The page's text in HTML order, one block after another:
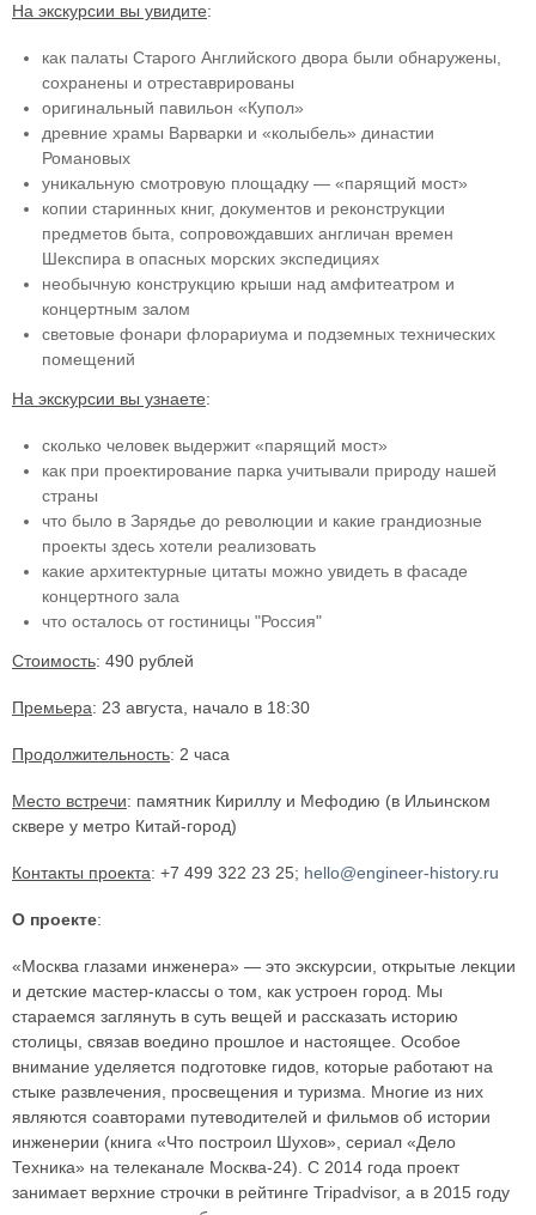
На экскурсии вы увидите:
как палаты Старого Английского двора были обнаружены,
сохранены и отреставрированы
оригинальный павильон «Купол»
древние храмы Варварки и «колыбель» династии
Романовых
уникальную смотровую площадку — «парящий мост»
копии старинных книг, документов и реконструкции
предметов быта, сопровождавших англичан времен
Шекспира в опасных морских экспедициях
необычную конструкцию крыши над амфитеатром и
концертным залом
световые фонари флорариума и подземных технических
помещений
На экскурсии вы узнаете:
сколько человек выдержит «парящий мост»
как при проектирование парка учитывали природу нашей
страны
что было в Зарядье до революции и какие грандиозные
проекты здесь хотели реализовать
какие архитектурные цитаты можно увидеть в фасаде
концертного зала
что осталось от гостиницы "Россия"
Стоимость: 490 рублей
Премьера: 23 августа, начало в 18:30
Продолжительность: 2 часа
Место встречи: памятник Кириллу и Мефодию (в Ильинском
сквере у метро Китай-город)
Контакты проекта: +7 499 322 23 25; hello@engineer-history.ru
О проекте:
«Москва глазами инженера» — это экскурсии, открытые лекции
и детские мастер-классы о том, как устроен город. Мы
стараемся заглянуть в суть вещей и рассказать историю
столицы, связав воедино прошлое и настоящее. Особое
внимание уделяется подготовке гидов, которые работают на
стыке развлечения, просвещения и туризма. Многие из них
являются соавторами путеводителей и фильмов об истории
инженерии (книга «Что построил Шухов», сериал «Дело
Техника» на телеканале Москва-24). С 2014 года проект
занимает верхние строчки в рейтинге Tripadvisor, а в 2015 году